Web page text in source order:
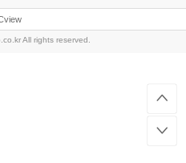
All rights reserved.